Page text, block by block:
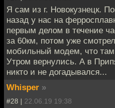
Я сам из г. Новокузнецк.
назад у нас на
первым делом в течение
за 60км, потом уже
мобильный модем, что там
Утром вернулись. А в
никто и не догадывался...
Whisper »
#28 | 22.06.19 19:38